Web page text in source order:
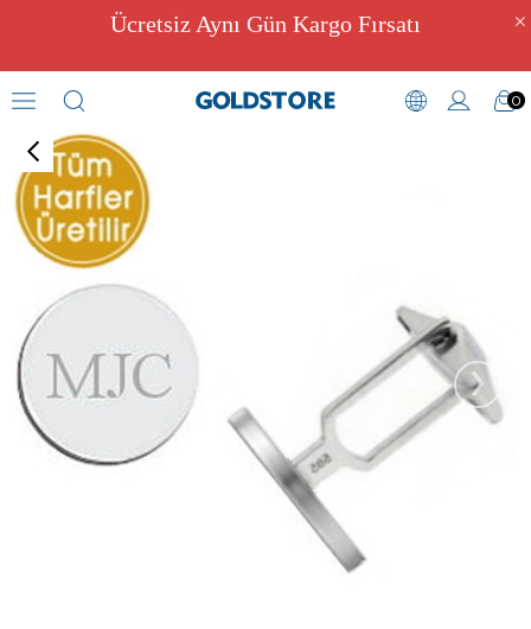
Ücretsiz Aynı Gün Kargo Fırsatı
0
Kol Düğmeleri
›